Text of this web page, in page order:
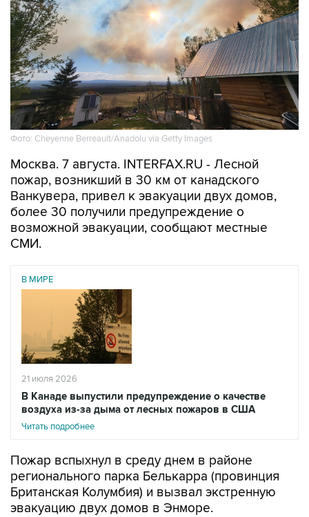
Фото: Cheyenne Berreault/Anadolu via Getty Images
Москва. 7 августа. INTERFAX.RU - Лесной
пожар, возникший в 30 км от канадского
Ванкувера, привел к эвакуации двух домов,
более 30 получили предупреждение о
возможной эвакуации, сообщают местные
СМИ.
В МИРЕ
21 июля 2026
В Канаде выпустили предупреждение о качестве
воздуха из-за дыма от лесных пожаров в США
Читать подробнее
Пожар вспыхнул в среду днем в районе
регионального парка Белькарра (провинция
Британская Колумбия) и вызвал экстренную
эвакуацию двух домов в Энморе.